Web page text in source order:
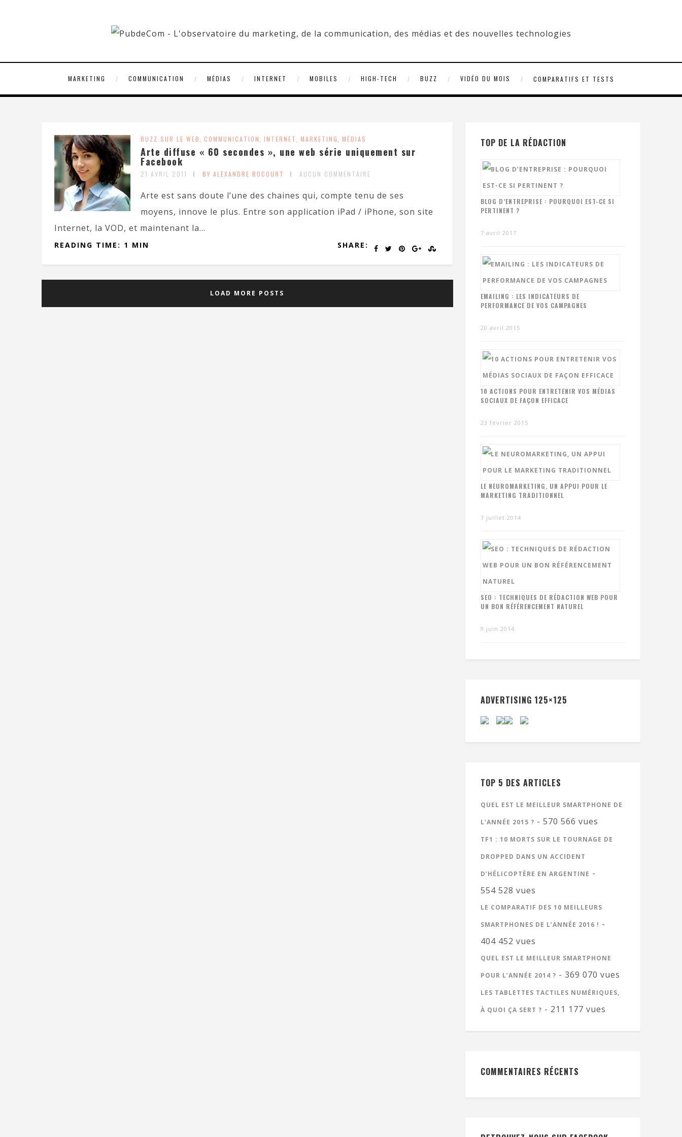
MARKETING COMMUNICATION MÉDIAS INTERNET MOBILES HIGH-TECH BUZZ VIDÉO DU MOIS COMPARATIFS ET TESTS
BUZZ SUR LE WEB, COMMUNICATION, INTERNET, MARKETING, MÉDIAS
Arte diffuse « 60 secondes », une web série uniquement sur
Facebook
21 AVRIL 2011 BY ALEXANDRE ROCOURT AUCUN COMMENTAIRE
Arte est sans doute l’une des chaines qui, compte tenu de ses
moyens, innove le plus. Entre son application iPad / iPhone, son site
Internet, la VOD, et maintenant la...
SHARE:
READING TIME: 1 MIN
LOAD MORE POSTS
TOP DE LA RÉDACTION
BLOG D’ENTREPRISE : POURQUOI EST-CE SI
PERTINENT ?
7 avril 2017
EMAILING : LES INDICATEURS DE
PERFORMANCE DE VOS CAMPAGNES
20 avril 2015
10 ACTIONS POUR ENTRETENIR VOS MÉDIAS
SOCIAUX DE FAÇON EFFICACE
23 février 2015
LE NEUROMARKETING, UN APPUI POUR LE
MARKETING TRADITIONNEL
7 juillet 2014
SEO : TECHNIQUES DE RÉDACTION WEB POUR
UN BON RÉFÉRENCEMENT NATUREL
9 juin 2014
ADVERTISING 125×125
TOP 5 DES ARTICLES
QUEL EST LE MEILLEUR SMARTPHONE DE
L’ANNÉE 2015 ? - 570 566 vues
TF1 : 10 MORTS SUR LE TOURNAGE DE
DROPPED DANS UN ACCIDENT
D’HÉLICOPTÈRE EN ARGENTINE -
554 528 vues
LE COMPARATIF DES 10 MEILLEURS
SMARTPHONES DE L’ANNÉE 2016 ! -
404 452 vues
QUEL EST LE MEILLEUR SMARTPHONE
POUR L’ANNÉE 2014 ? - 369 070 vues
LES TABLETTES TACTILES NUMÉRIQUES,
À QUOI ÇA SERT ? - 211 177 vues
COMMENTAIRES RÉCENTS